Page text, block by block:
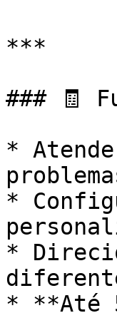
***
### 🧾
*
*
*
* **Até